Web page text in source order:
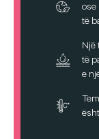
ose
të
Një
të
e